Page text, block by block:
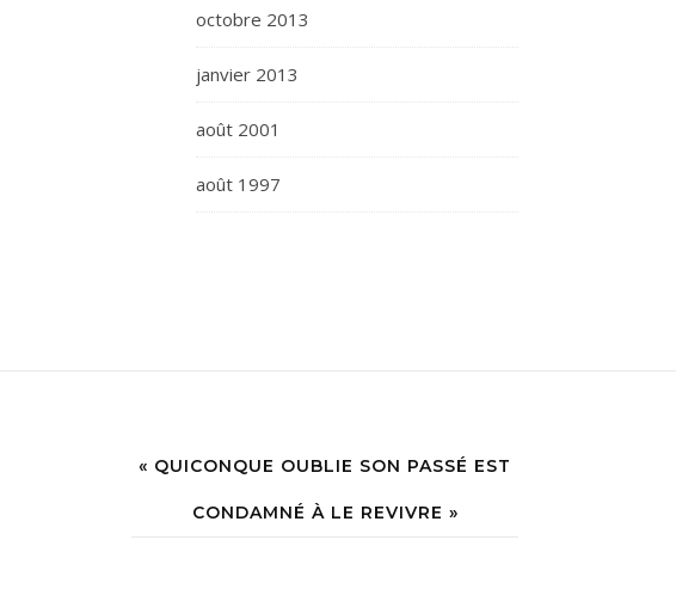
octobre 2013
janvier 2013
août 2001
août 1997
« QUICONQUE OUBLIE SON PASSÉ EST
CONDAMNÉ À LE REVIVRE »